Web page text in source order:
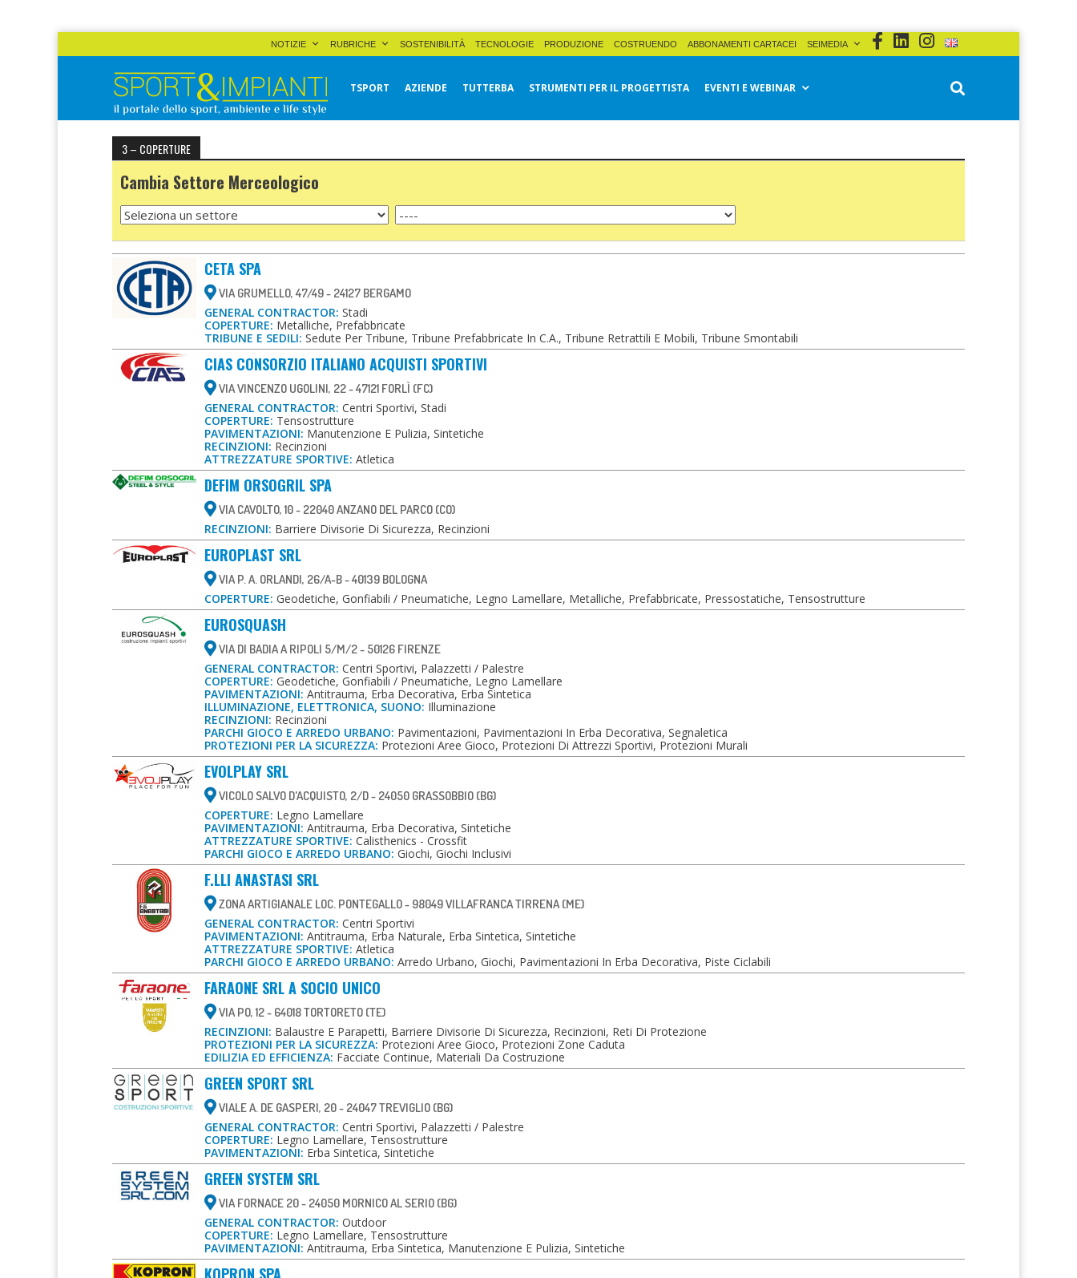
NOTIZIE RUBRICHE SOSTENIBILITÀ TECNOLOGIE PRODUZIONE COSTRUENDO ABBONAMENTI CARTACEI SEIMEDIA
Sport&Impianti
TSPORT AZIENDE TUTTERBA STRUMENTI PER IL PROGETTISTA EVENTI E WEBINAR
3 – COPERTURE
Cambia Settore Merceologico
CETA SPA
VIA GRUMELLO, 47/49 - 24127 BERGAMO
GENERAL CONTRACTOR: Stadi
COPERTURE: Metalliche, Prefabbricate
TRIBUNE E SEDILI: Sedute Per Tribune, Tribune Prefabbricate In C.a., Tribune Retrattili E Mobili, Tribune Smontabili
CIAS CONSORZIO ITALIANO ACQUISTI SPORTIVI
VIA VINCENZO UGOLINI, 22 - 47121 FORLÌ (FC)
GENERAL CONTRACTOR: Centri Sportivi, Stadi
COPERTURE: Tensostrutture
PAVIMENTAZIONI: Manutenzione E Pulizia, Sintetiche
RECINZIONI: Recinzioni
ATTREZZATURE SPORTIVE: Atletica
DEFIM ORSOGRIL SPA
VIA CAVOLTO, 10 - 22040 ANZANO DEL PARCO (CO)
RECINZIONI: Barriere Divisorie Di Sicurezza, Recinzioni
EUROPLAST SRL
VIA P. A. ORLANDI, 26/A-B - 40139 BOLOGNA
COPERTURE: Geodetiche, Gonfiabili / Pneumatiche, Legno Lamellare, Metalliche, Prefabbricate, Pressostatiche, Tensostrutture
EUROSQUASH
VIA DI BADIA A RIPOLI 5/M/2 - 50126 FIRENZE
GENERAL CONTRACTOR: Centri Sportivi, Palazzetti / Palestre
COPERTURE: Geodetiche, Gonfiabili / Pneumatiche, Legno Lamellare
PAVIMENTAZIONI: Antitrauma, Erba Decorativa, Erba Sintetica
ILLUMINAZIONE, ELETTRONICA, SUONO: Illuminazione
RECINZIONI: Recinzioni
PARCHI GIOCO E ARREDO URBANO: Pavimentazioni, Pavimentazioni In Erba Decorativa, Segnaletica
PROTEZIONI PER LA SICUREZZA: Protezioni Aree Gioco, Protezioni Di Attrezzi Sportivi, Protezioni Murali
EVOLPLAY SRL
VICOLO SALVO D'ACQUISTO, 2/D - 24050 GRASSOBBIO (BG)
COPERTURE: Legno Lamellare
PAVIMENTAZIONI: Antitrauma, Erba Decorativa, Sintetiche
ATTREZZATURE SPORTIVE: Calisthenics - Crossfit
PARCHI GIOCO E ARREDO URBANO: Giochi, Giochi Inclusivi
F.LLI ANASTASI SRL
ZONA ARTIGIANALE LOC. PONTEGALLO - 98049 VILLAFRANCA TIRRENA (ME)
GENERAL CONTRACTOR: Centri Sportivi
PAVIMENTAZIONI: Antitrauma, Erba Naturale, Erba Sintetica, Sintetiche
ATTREZZATURE SPORTIVE: Atletica
PARCHI GIOCO E ARREDO URBANO: Arredo Urbano, Giochi, Pavimentazioni In Erba Decorativa, Piste Ciclabili
FARAONE SRL A SOCIO UNICO
VIA PO, 12 - 64018 TORTORETO (TE)
RECINZIONI: Balaustre E Parapetti, Barriere Divisorie Di Sicurezza, Recinzioni, Reti Di Protezione
PROTEZIONI PER LA SICUREZZA: Protezioni Aree Gioco, Protezioni Zone Caduta
EDILIZIA ED EFFICIENZA: Facciate Continue, Materiali Da Costruzione
GREEN SPORT SRL
VIALE A. DE GASPERI, 20 - 24047 TREVIGLIO (BG)
GENERAL CONTRACTOR: Centri Sportivi, Palazzetti / Palestre
COPERTURE: Legno Lamellare, Tensostrutture
PAVIMENTAZIONI: Erba Sintetica, Sintetiche
GREEN SYSTEM SRL
VIA FORNACE 20 - 24050 MORNICO AL SERIO (BG)
GENERAL CONTRACTOR: Outdoor
COPERTURE: Legno Lamellare, Tensostrutture
PAVIMENTAZIONI: Antitrauma, Erba Sintetica, Manutenzione E Pulizia, Sintetiche